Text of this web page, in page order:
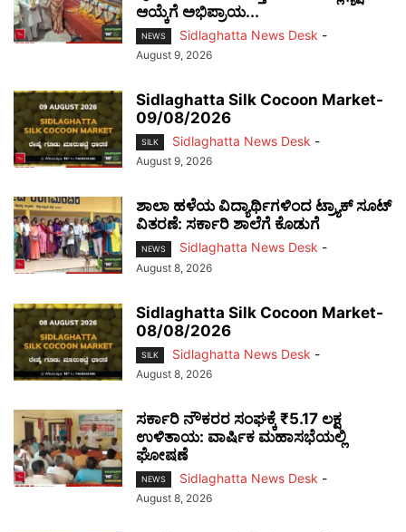
ಆಯ್ಕೆಗೆ ಅಭಿಪ್ರಾಯ...
NEWS Sidlaghatta News Desk -
August 9, 2026
Sidlaghatta Silk Cocoon Market-
09/08/2026
SILK Sidlaghatta News Desk -
August 9, 2026
ಶಾಲಾ ಹಳೆಯ ವಿದ್ಯಾರ್ಥಿಗಳಿಂದ ಟ್ರ್ಯಾಕ್‌ ಸೂಟ್
ವಿತರಣೆ: ಸರ್ಕಾರಿ ಶಾಲೆಗೆ ಕೊಡುಗೆ
NEWS Sidlaghatta News Desk -
August 8, 2026
Sidlaghatta Silk Cocoon Market-
08/08/2026
SILK Sidlaghatta News Desk -
August 8, 2026
ಸರ್ಕಾರಿ ನೌಕರರ ಸಂಘಕ್ಕೆ ₹5.17 ಲಕ್ಷ
ಉಳಿತಾಯ: ವಾರ್ಷಿಕ ಮಹಾಸಭೆಯಲ್ಲಿ
ಘೋಷಣೆ
NEWS Sidlaghatta News Desk -
August 8, 2026